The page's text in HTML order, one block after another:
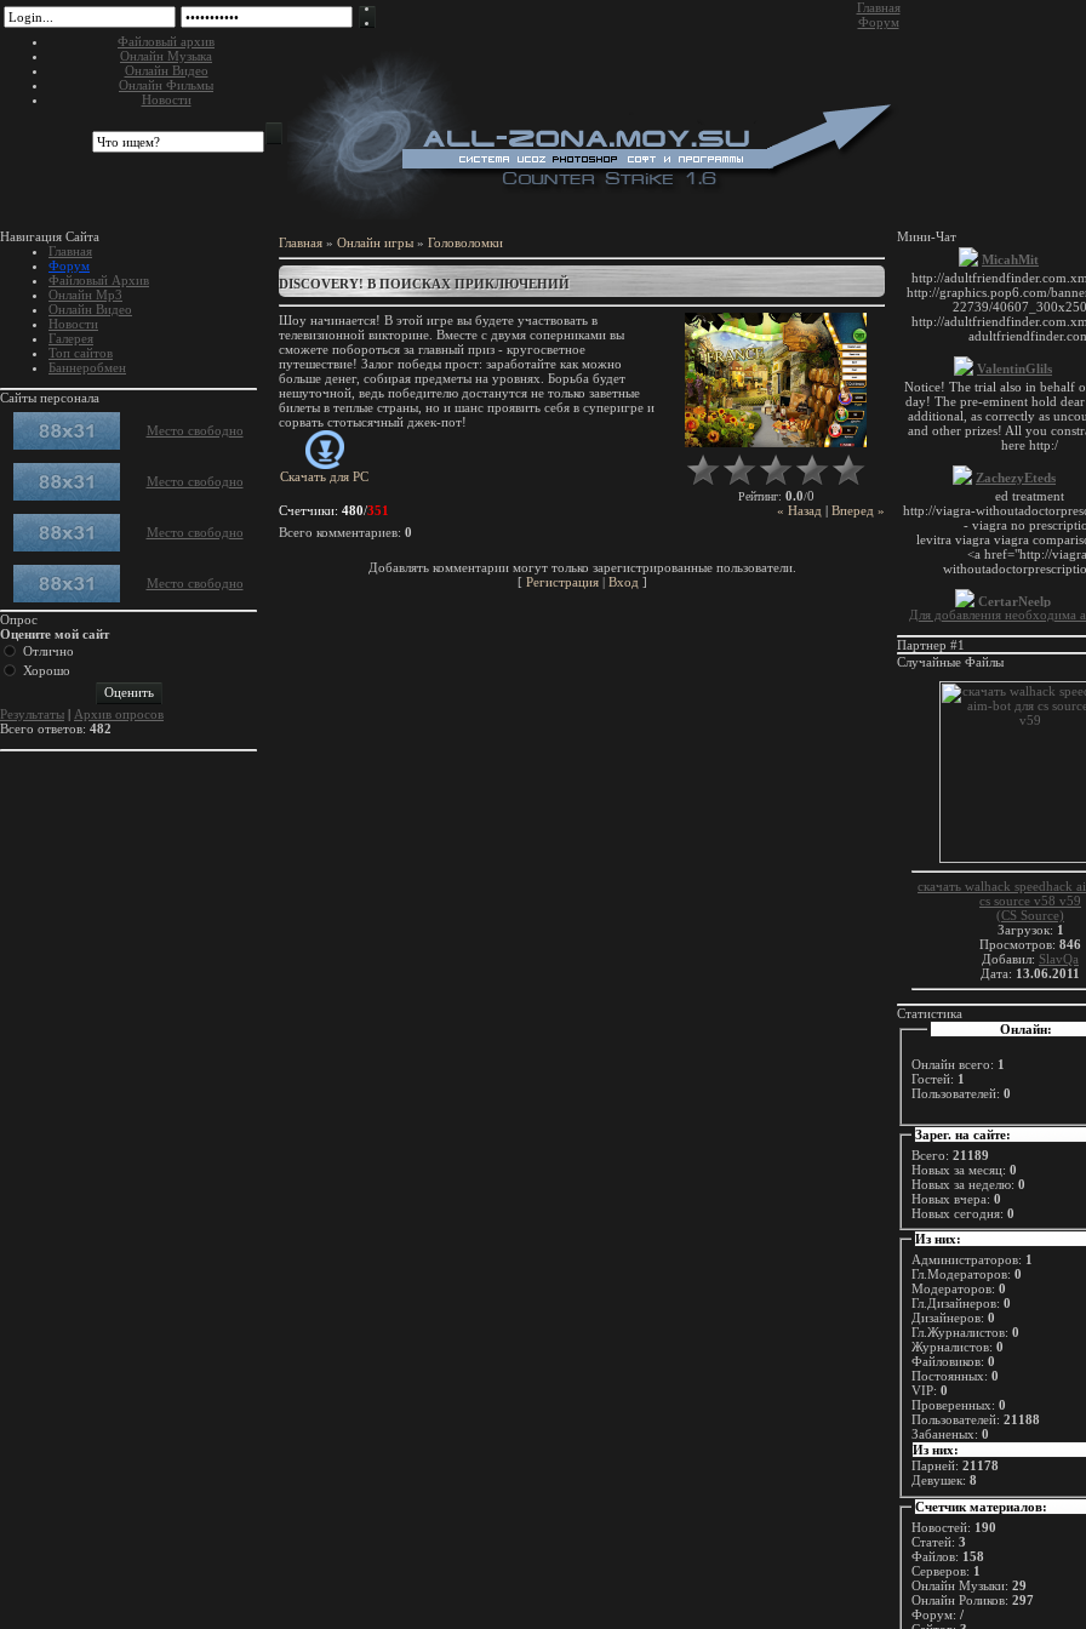
Главная
Форум
Файловый архив
Онлайн Музыка
Онлайн Видео
Онлайн Фильмы
Новости
Навигация Сайта
Главная
Форум
Файловый Архив
Онлайн Mp3
Онлайн Видео
Новости
Галерея
Топ сайтов
Баннеробмен
Сайты персонала
Место свободно
Место свободно
Место свободно
Место свободно
Опрос
Оцените мой сайт
Отлично
Хорошо
Результаты | Архив опросов
Всего ответов: 482
Главная » Онлайн игры » Головоломки
DISCOVERY! В ПОИСКАХ ПРИКЛЮЧЕНИЙ
Шоу начинается! В этой игре вы будете участвовать в
телевизионной викторине. Вместе с двумя соперниками вы
сможете побороться за главный приз - кругосветное
путешествие! Залог победы прост: заработайте как можно
больше денег, собирая предметы на уровнях. Борьба будет
нешуточной, ведь победителю достанутся не только заветные
билеты в теплые страны, но и шанс проявить себя в суперигре и
сорвать стотысячный джек-пот!
Скачать для PC
Рейтинг: 0.0/0
« Назад | Вперед »
Счетчики: 480/351
Всего комментариев: 0
Добавлять комментарии могут только зарегистрированные пользователи.
[ Регистрация| Вход ]
Мини-Чат
Для добавления необходима
Партнер #1
Случайные Файлы
скачать walhack speedhack
cs source v58 v59
(CS Source)
Загрузок: 1
Просмотров: 846
Добавил: SlavQa
Дата: 13.06.2011
Статистика
Онлайн:
Онлайн всего: 1
Гостей: 1
Пользователей:0
Зарег. на сайте:
Всего:21189
Новых за месяц:0
Новых за неделю:0
Новых вчера:0
Новых сегодня:0
Из них:
Администраторов: 1
Гл.Модераторов:0
Модераторов:0
Гл.Дизайнеров:0
Дизайнеров:0
Гл.Журналистов:0
Журналистов:0
Файловиков:0
Постоянных:0
VIP:0
Проверенных:0
Пользователей:21188
Забаненых:0
Из них:
Парней:21178
Девушек:8
Счетчик материалов:
Новостей: 190
Статей:3
Файлов: 158
Серверов: 1
Онлайн Музыки:29
Онлайн Роликов:297
Форум:/